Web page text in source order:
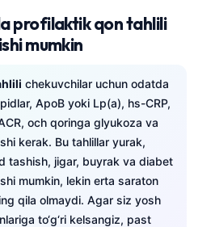
profilaktik qon tahlili
mumkin
chekuvchilar uchun odatda
ApoB yoki Lp(a), hs-CRP,
och qoringa glyukoza va
kerak. Bu tahlillar yurak,
tashish, jigar, buyrak va diabet
mumkin, lekin erta saraton
qila olmaydi. Agar siz yosh
to‘g‘ri kelsangiz, past